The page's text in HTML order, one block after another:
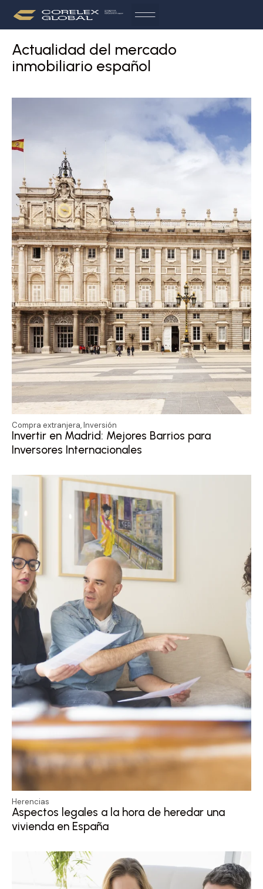
Actualidad del mercado
inmobiliario español
Compra extranjera,Inversión
Invertir en Madrid: Mejores Barrios para
Inversores Internacionales
Herencias
Aspectos legales a la hora de heredar una
vivienda en España